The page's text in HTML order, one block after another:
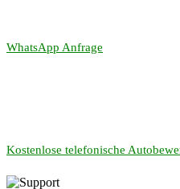
WhatsApp Anfrage
Kostenlose telefonische